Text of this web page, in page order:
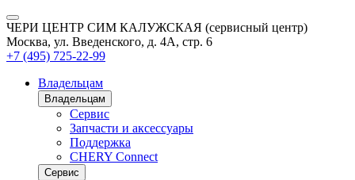
ЧЕРИ ЦЕНТР СИМ КАЛУЖСКАЯ (сервисный центр)
Москва, ул. Введенского, д. 4А, стр. 6
+7 (495) 725-22-99
Владельцам
Владельцам
Сервис
Запчасти и аксессуары
Поддержка
CHERY Connect
Сервис